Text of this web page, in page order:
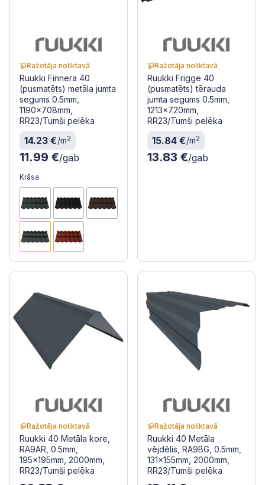
Ražotāja noliktavā
Ruukki Finnera 40
(pusmatēts) metāla jumta
segums 0.5mm,
1190x708mm,
RR23/Tumši pelēka
14.23 €/m2
11.99 €/gab
Krāsa
Ražotāja noliktavā
Ruukki Frigge 40
(pusmatēts) tērauda
jumta segums 0.5mm,
1213x720mm,
RR23/Tumši pelēka
15.84 €/m2
13.83 €/gab
Ražotāja noliktavā
Ruukki 40 Metāla kore,
RA9AR, 0.5mm,
195x195mm, 2000mm,
RR23/Tumši pelēka
Ražotāja noliktavā
Ruukki 40 Metāla
vējdēlis, RA9BG, 0.5mm,
131x155mm, 2000mm,
RR23/Tumši pelēka